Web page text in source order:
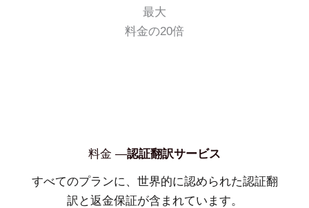
最大
料金の20倍
料金 —認証翻訳サービス
すべてのプランに、世界的に認められた認証翻
訳と返金保証が含まれています。